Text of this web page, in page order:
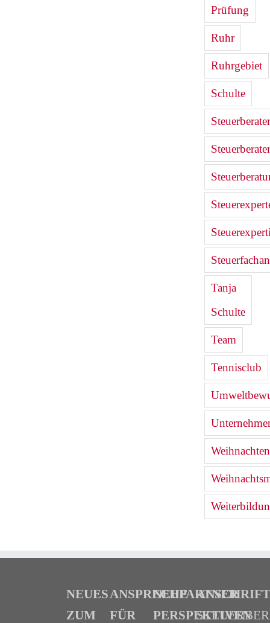
Prüfung
Ruhr
Ruhrgebiet
Schulte
Steuerberater
Tanja
Schulte
Team
Tennisclub
Weihnachten
NEUES
ZUM
ANSPRECHPARTNER
FÜR
NEUE
PERSPEKTIVEN
ANSCHRIFT